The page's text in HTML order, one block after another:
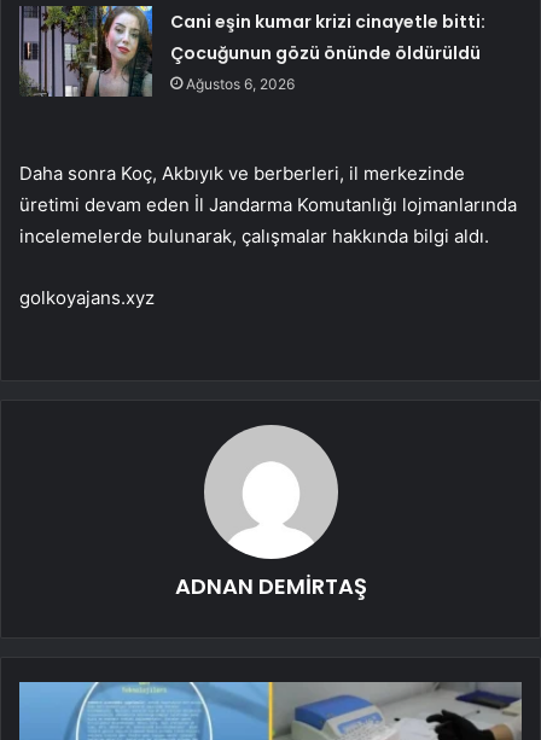
Cani eşin kumar krizi cinayetle bitti:
Çocuğunun gözü önünde öldürüldü
Ağustos 6, 2026
Daha sonra Koç, Akbıyık ve berberleri, il merkezinde
üretimi devam eden İl Jandarma Komutanlığı lojmanlarında
incelemelerde bulunarak, çalışmalar hakkında bilgi aldı.
golkoyajans.xyz
ADNAN DEMİRTAŞ